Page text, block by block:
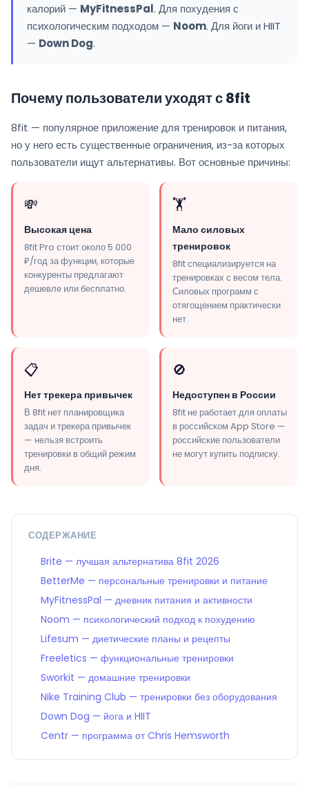
калорий — MyFitnessPal. Для похудения с
психологическим подходом — Noom. Для йоги и HIIT
— Down Dog.
Почему пользователи уходят с 8fit
8fit — популярное приложение для тренировок и питания,
но у него есть существенные ограничения, из-за которых
пользователи ищут альтернативы. Вот основные причины:
💸
Высокая цена
8fit Pro стоит около 5 000
₽/год за функции, которые
конкуренты предлагают
дешевле или бесплатно.
🏋️
Мало силовых
тренировок
8fit специализируется на
тренировках с весом тела.
Силовых программ с
отягощением практически
нет.
📋
Нет трекера привычек
В 8fit нет планировщика
задач и трекера привычек
— нельзя встроить
тренировки в общий режим
дня.
🚫
Недоступен в России
8fit не работает для оплаты
в российском App Store —
российские пользователи
не могут купить подписку.
СОДЕРЖАНИЕ
Brite — лучшая альтернатива 8fit 2026
BetterMe — персональные тренировки и питание
MyFitnessPal — дневник питания и активности
Noom — психологический подход к похудению
Lifesum — диетические планы и рецепты
Freeletics — функциональные тренировки
Sworkit — домашние тренировки
Nike Training Club — тренировки без оборудования
Down Dog — йога и HIIT
Centr — программа от Chris Hemsworth